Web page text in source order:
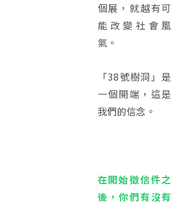
個展，就越有可
能改變社會風
氣。
「38號樹洞」是
一個開端，這是
我們的信念。
在開始徵信件之
後，你們有沒有